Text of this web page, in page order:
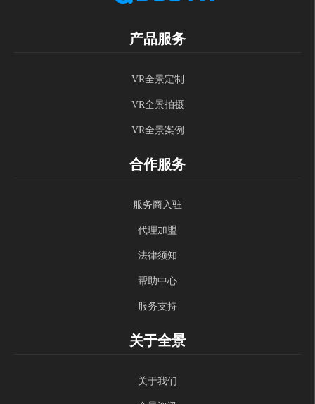
产品服务
VR全景定制
VR全景拍摄
VR全景案例
合作服务
服务商入驻
代理加盟
法律须知
帮助中心
服务支持
关于全景
关于我们